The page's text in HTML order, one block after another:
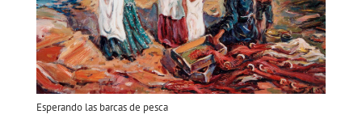
Esperando las barcas de pesca